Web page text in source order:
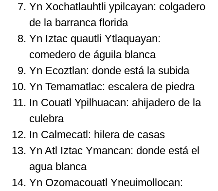
Yn Xochatlauhtli ypilcayan: colgadero
de la barranca florida
Yn Iztac quautli Ytlaquayan:
comedero de águila blanca
Yn Ecoztlan: donde está la subida
Yn Temamatlac: escalera de piedra
In Couatl Ypilhuacan: ahijadero de la
culebra
In Calmecatl: hilera de casas
Yn Atl Iztac Ymancan: donde está el
agua blanca
Yn Ozomacouatl Yneuimollocan: